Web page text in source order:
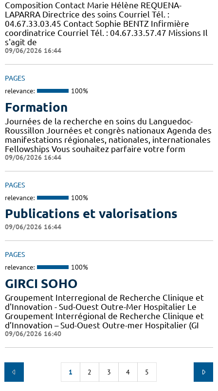
Composition Contact Marie Hélène REQUENA-
LAPARRA Directrice des soins Courriel Tél. :
04.67.33.03.45 Contact Sophie BENTZ Infirmière
coordinatrice Courriel Tél. : 04.67.33.57.47 Missions Il
s'agit de
09/06/2026 16:44
PAGES
relevance: 100%
Formation
Journées de la recherche en soins du Languedoc-
Roussillon Journées et congrès nationaux Agenda des
manifestations régionales, nationales, internationales
Fellowships Vous souhaitez parfaire votre form
09/06/2026 16:44
PAGES
relevance: 100%
Publications et valorisations
09/06/2026 16:44
PAGES
relevance: 100%
GIRCI SOHO
Groupement Interregional de Recherche Clinique et
d'Innovation - Sud-Ouest Outre-Mer Hospitalier Le
Groupement Interrégional de Recherche Clinique et
d’Innovation – Sud-Ouest Outre-mer Hospitalier (GI
09/06/2026 16:40
1 2 3 4 5